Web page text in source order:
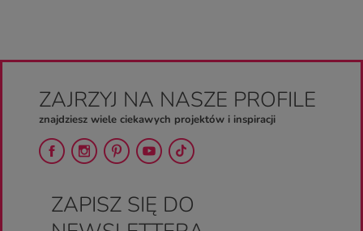
ZAJRZYJ NA NASZE PROFILE
znajdziesz wiele ciekawych projektów i inspiracji
ZAPISZ SIĘ DO